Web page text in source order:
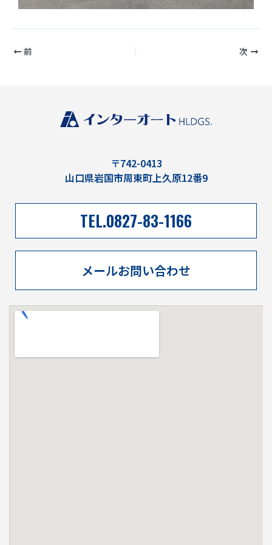
前 次
〒742-0413
山口県岩国市周東町上久原12番9
TEL.0827-83-1166
メールお問い合わせ